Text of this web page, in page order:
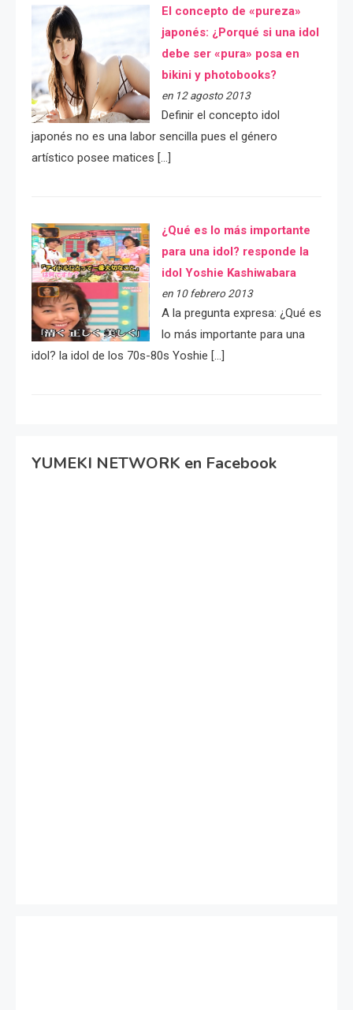
El concepto de «pureza»
japonés: ¿Porqué si una idol
debe ser «pura» posa en
bikini y photobooks?
en 12 agosto 2013
Definir el concepto idol
japonés no es una labor sencilla pues el género
artístico posee matices […]
¿Qué es lo más importante
para una idol? responde la
idol Yoshie Kashiwabara
en 10 febrero 2013
A la pregunta expresa: ¿Qué es
lo más importante para una
idol? la idol de los 70s-80s Yoshie […]
YUMEKI NETWORK en Facebook